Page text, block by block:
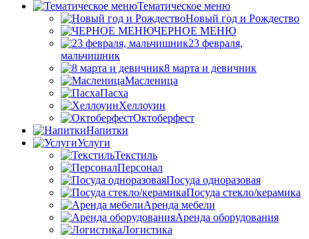
Тематическое меню
Новый год и Рождество
ЧЕРНОЕ МЕНЮ
23 февраля,
мальчишник
8 марта и девичник
Масленица
Пасха
Хеллоуин
Октоберфест
Напитки
Услуги
Текстиль
Персонал
Посуда одноразовая
Посуда стекло/керамика
Аренда мебели
Аренда оборудования
Логистика